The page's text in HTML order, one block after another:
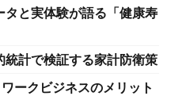
と実体験が語る「健康寿
計で検証する家計防衛策
ークビジネスのメリット